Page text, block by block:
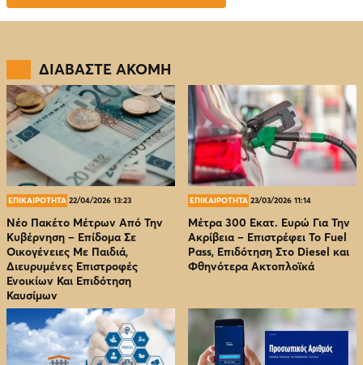
ΔΙΑΒΑΣΤΕ ΑΚΟΜΗ
ΕΠΙΚΑΙΡΟΤΗΤΑ 22/04/2026 13:23
Νέο Πακέτο Μέτρων Από Την
Κυβέρνηση – Επίδομα Σε
Οικογένειες Με Παιδιά,
Διευρυμένες Επιστροφές
Ενοικίων Και Επιδότηση
Καυσίμων
ΕΠΙΚΑΙΡΟΤΗΤΑ 23/03/2026 11:14
Μέτρα 300 Εκατ. Ευρώ Για Την
Ακρίβεια – Επιστρέφει Το Fuel
Pass, Επιδότηση Στο Diesel και
Φθηνότερα Ακτοπλοϊκά